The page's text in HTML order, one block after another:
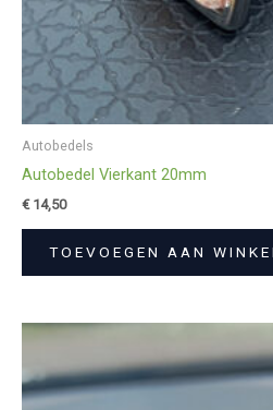
Autobedels
Autobedel Vierkant 20mm
€14,50
TOEVOEGEN AAN